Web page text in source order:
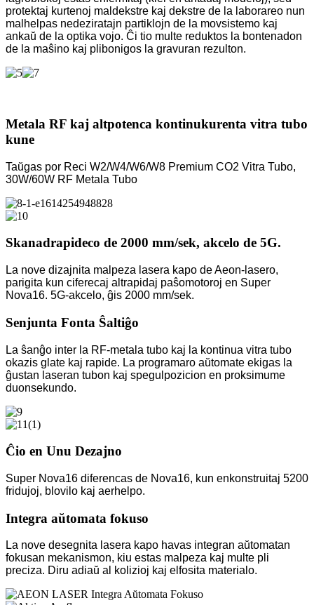
protektaj kurtenoj maldekstre kaj dekstre de la laborareo nun
malhelpas nedeziratajn partiklojn de la movsistemo kaj
ankaŭ de la optika vojo. Ĉi tio multe reduktos la bontenadon
de la maŝino kaj plibonigos la gravuran rezulton.
Metala RF kaj altpotenca kontinukurenta vitra tubo
kune
Taŭgas por Reci W2/W4/W6/W8 Premium CO2 Vitra Tubo,
30W/60W RF Metala Tubo
Skanadrapideco de 2000 mm/sek, akcelo de 5G.
La nove dizajnita malpeza lasera kapo de Aeon-lasero,
parigita kun ciferecaj altrapidaj paŝomotoroj en Super
Nova16. 5G-akcelo, ĝis 2000 mm/sek.
Senjunta Fonta Ŝaltiĝo
La ŝanĝo inter la RF-metala tubo kaj la kontinua vitra tubo
okazis glate kaj rapide. La programaro aŭtomate ekigas la
ĝustan laseran tubon kaj spegulpozicion en proksimume
duonsekundo.
Ĉio en Unu Dezajno
Super Nova16 diferencas de Nova16, kun enkonstruitaj 5200
fridujoj, blovilo kaj aerhelpo.
Integra aŭtomata fokuso
La nove desegnita lasera kapo havas integran aŭtomatan
fokusan mekanismon, kiu estas malpeza kaj multe pli
preciza. Diru adiaŭ al kolizioj kaj elfosita materialo.